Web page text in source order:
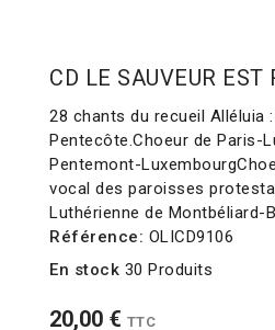
CD LE SAUVEUR EST
28 chants du recueil Alléluia
Pentecôte.Choeur de Paris-
Pentemont-
vocal des paroisses
Luthérienne de Montbéliard-
Référence: OLICD9106
En stock 30 Produits
20,00 € TTC